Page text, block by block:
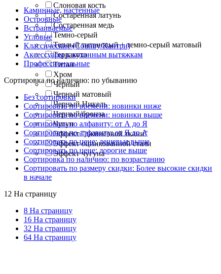
Слоновая кость
Состаренная латунь
Состаренная медь
Темно-серый
Теплый титановый + темно-серый матовый
Терракота
Титан
Хром
Черный
Черный матовый
Черный Никель
Черный/бронза
Чугун
Эффект "джинсовой ткани"
Эффект оцинкованной стали
Эффект чугуна
Каминные, настенные
Островные
Встраиваемые
Угловые
Классические (Country/Кантри)
Аксессуары к кухонным вытяжкам
Профессиональные
Сортировка по наличию: по убыванию
Без сортировки
Сортировать по времени: новинки ниже
Сортировать по времени: новинки выше
Сортировать по алфавиту: от А до Я
Сортировать по алфавиту: от Я до А
Сортировать по цене: дешевые выше
Сортировать по цене: дорогие выше
Сортировка по наличию: по возрастанию
Сортировать по размеру скидки: Более высокие скидки
в начале
12 На страницу
8 На страницу
16 На страницу
32 На страницу
64 На страницу